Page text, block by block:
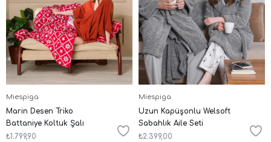
Miespiga
Marin Desen Triko
Battaniye Koltuk Şalı
₺1.799,90
Miespiga
Uzun Kapüşonlu Welsoft
Sabahlık Aile Seti
₺2.399,00